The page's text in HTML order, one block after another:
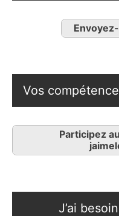
Vos
Participez
J’ai